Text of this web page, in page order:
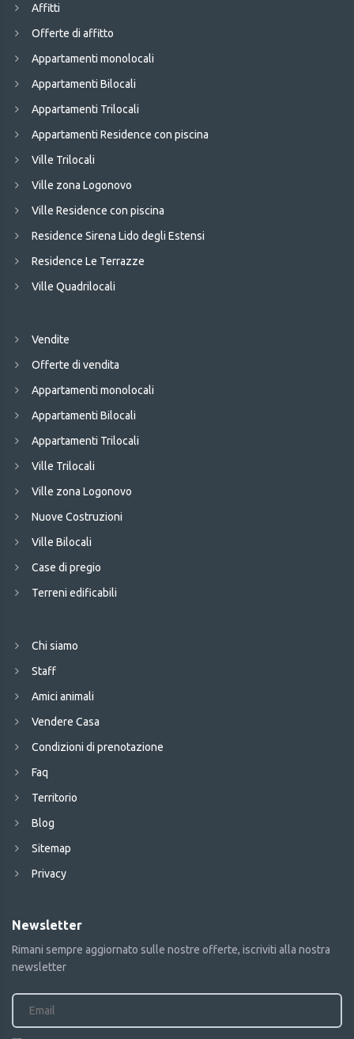
Affitti
Offerte di affitto
Appartamenti monolocali
Appartamenti Bilocali
Appartamenti Trilocali
Appartamenti Residence con piscina
Ville Trilocali
Ville zona Logonovo
Ville Residence con piscina
Residence Sirena Lido degli Estensi
Residence Le Terrazze
Ville Quadrilocali
Vendite
Offerte di vendita
Appartamenti monolocali
Appartamenti Bilocali
Appartamenti Trilocali
Ville Trilocali
Ville zona Logonovo
Nuove Costruzioni
Ville Bilocali
Case di pregio
Terreni edificabili
Chi siamo
Staff
Amici animali
Vendere Casa
Condizioni di prenotazione
Faq
Territorio
Blog
Sitemap
Privacy
Newsletter
Rimani sempre aggiornato sulle nostre offerte, iscriviti alla nostra
newsletter